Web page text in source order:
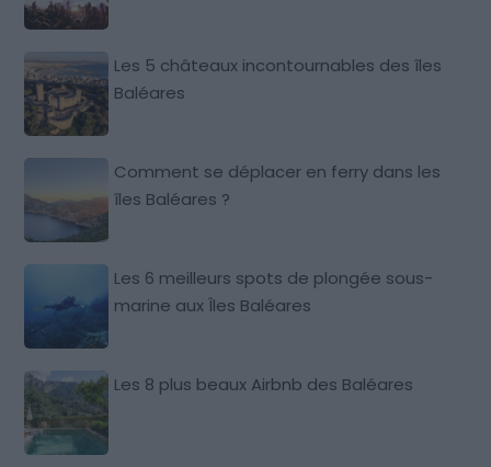
Les 5 châteaux incontournables des îles
Baléares
Comment se déplacer en ferry dans les
îles Baléares ?
Les 6 meilleurs spots de plongée sous-
marine aux Îles Baléares
Les 8 plus beaux Airbnb des Baléares